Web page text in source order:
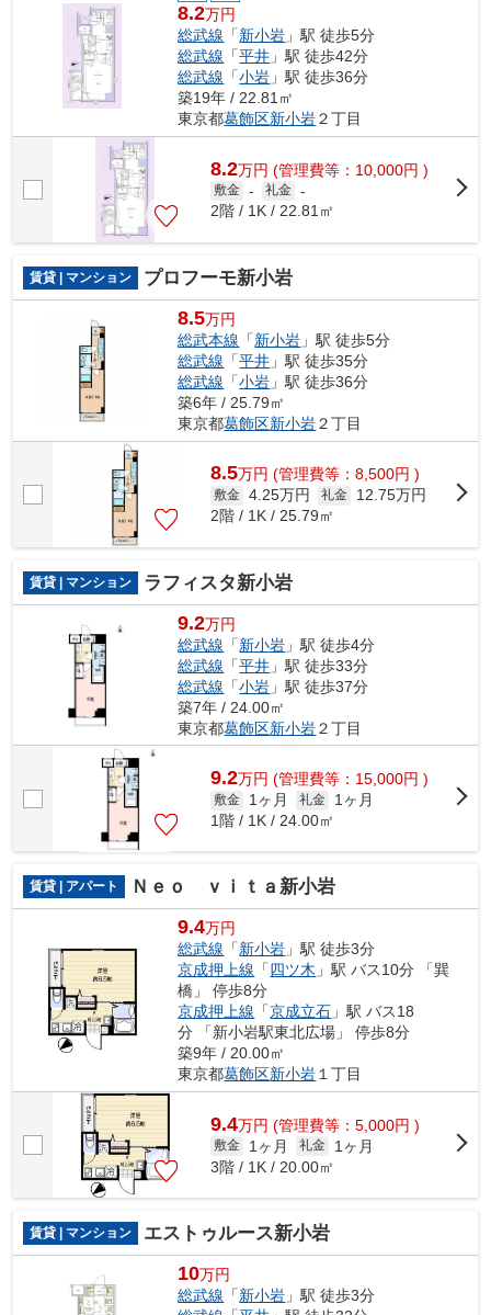
8.2万円
総武線 「新小岩 」駅 徒歩5分
総武線 「平井 」駅 徒歩42分
総武線 「小岩 」駅 徒歩36分
築19年 / 22.81㎡
東京都葛飾区新小岩２丁目
8.2万円 (管理費等：10,000円 )
敷金 - 礼金 -
2階 / 1K / 22.81㎡
賃貸 | マンション プロフーモ新小岩
8.5万円
総武本線 「新小岩 」駅 徒歩5分
総武線 「平井 」駅 徒歩35分
総武線 「小岩 」駅 徒歩36分
築6年 / 25.79㎡
東京都葛飾区新小岩２丁目
8.5万円 (管理費等：8,500円 )
敷金 4.25万円 礼金
12.75万円
2階 / 1K / 25.79㎡
賃貸 | マンション ラフィスタ新小岩
9.2万円
総武線 「新小岩 」駅 徒歩4分
総武線 「平井 」駅 徒歩33分
総武線 「小岩 」駅 徒歩37分
築7年 / 24.00㎡
東京都葛飾区新小岩２丁目
9.2万円 (管理費等：15,000円 )
敷金 1ヶ月 礼金
1ヶ月
1階 / 1K / 24.00㎡
賃貸 | アパート Ｎｅｏ ｖｉｔａ新小岩
9.4万円
総武線 「新小岩 」駅 徒歩3分
京成押上線 「四ツ木 」駅 バス10分 「巽
橋」 停歩8分
京成押上線 「京成立石 」駅 バス18
分 「新小岩駅東北広場」 停歩8分
築9年 / 20.00㎡
東京都葛飾区新小岩１丁目
9.4万円 (管理費等：5,000円 )
敷金 1ヶ月 礼金
1ヶ月
3階 / 1K / 20.00㎡
賃貸 | マンション エストゥルース新小岩
10万円
総武線 「新小岩 」駅 徒歩3分